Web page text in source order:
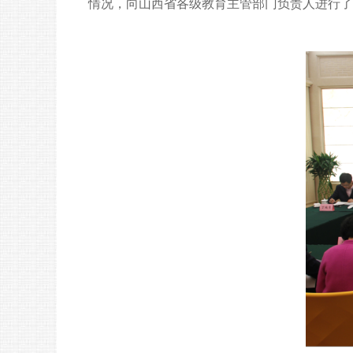
情况，向山西省各级教育主管部门负责人进行